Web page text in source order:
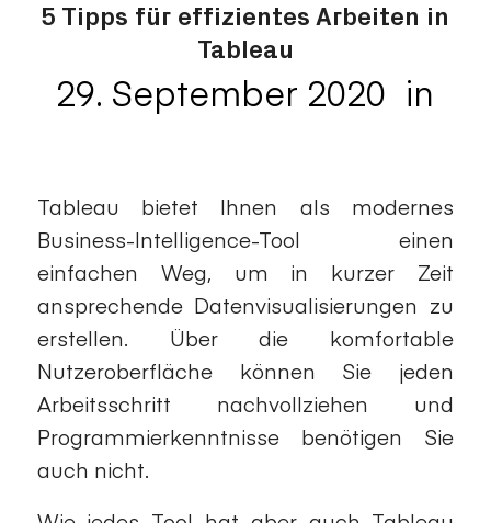
5 Tipps für effizientes Arbeiten in
Tableau
29. September 2020 in
Tableau bietet Ihnen als modernes
Business-Intelligence-Tool einen
einfachen Weg, um in kurzer Zeit
ansprechende Datenvisualisierungen zu
erstellen. Über die komfortable
Nutzeroberfläche können Sie jeden
Arbeitsschritt nachvollziehen und
Programmierkenntnisse benötigen Sie
auch nicht.